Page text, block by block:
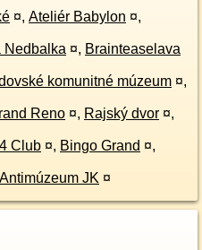
¤, Ateliér Babylon ¤,
Nedbalka ¤, Brainteaselava
komunitné múzeum ¤,
Reno ¤, Rajský dvor ¤,
4 Club ¤, Bingo Grand ¤,
Antimúzeum JK ¤